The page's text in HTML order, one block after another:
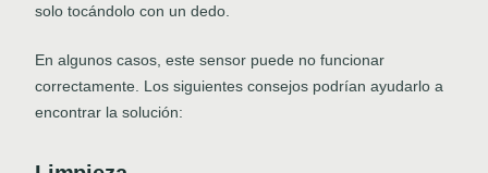
solo tocándolo con un dedo.
En algunos casos, este sensor puede no funcionar
correctamente. Los siguientes consejos podrían ayudarlo a
encontrar la solución: